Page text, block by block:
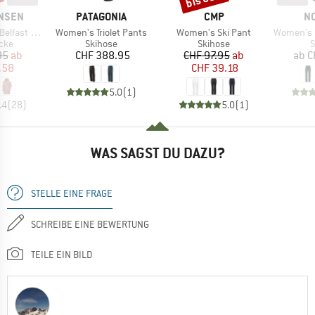
Jacket
Preis
ab
(28)
MARKE
PATAGONIA
Artikel
Women's Triolet Pants
Produktgruppe
Skihose
Preis
CHF 388.95
5.0(1 )
MARKE
CMP
Artikel
Women's Ski Pant
Produktgruppe
Skihose
Preis
CHF 97.95reduzierter Preis
ab
CHF 39.18
5.0(1 )
Artikel
Women's Lofoten
ab
WAS SAGST DU DAZU?
STELLE EINE FRAGE
SCHREIBE EINE BEWERTUNG
TEILE EIN BILD